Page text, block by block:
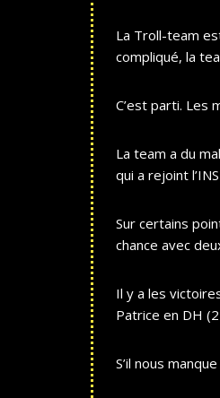
La Troll-team
compliqué, la
C’est parti. Les
La team a du
qui a rejoint
Sur certains
chance avec
Il y a les
Patrice en DH
S’il nous